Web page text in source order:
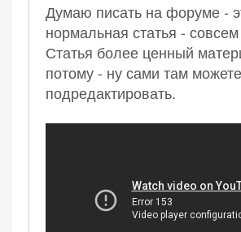
Думаю писать на форуме -
нормальная статья -
Статья более ценный
потому - ну сами там можете
подредактировать.